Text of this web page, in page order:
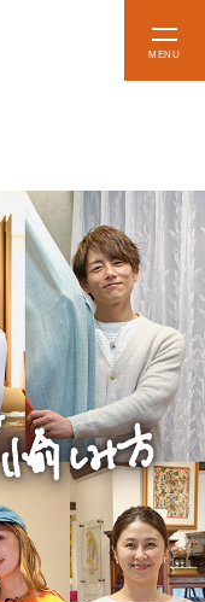
メ
イベント
予約・確認